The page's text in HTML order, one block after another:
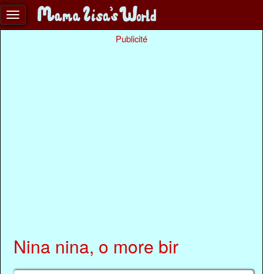
Publicité
Nina nina, o more bir